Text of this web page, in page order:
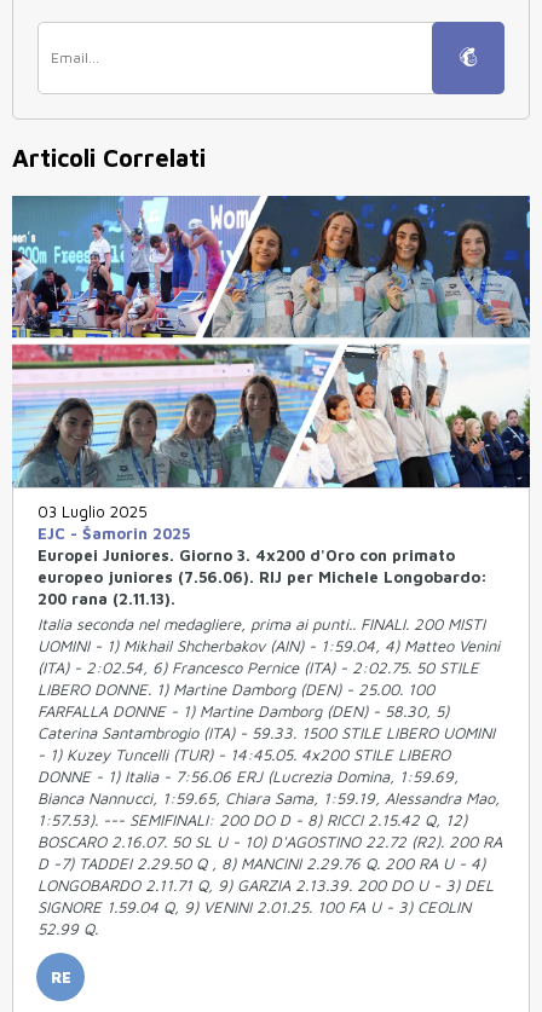
Articoli Correlati
03 Luglio 2025
EJC - Šamorin 2025
Europei Juniores. Giorno 3. 4x200 d'Oro con primato
europeo juniores (7.56.06). RIJ per Michele Longobardo:
200 rana (2.11.13).
Italia seconda nel medagliere, prima ai punti.. FINALI. 200 MISTI
UOMINI - 1) Mikhail Shcherbakov (AIN) - 1:59.04, 4) Matteo Venini
(ITA) - 2:02.54, 6) Francesco Pernice (ITA) - 2:02.75. 50 STILE
LIBERO DONNE. 1) Martine Damborg (DEN) - 25.00. 100
FARFALLA DONNE - 1) Martine Damborg (DEN) - 58.30, 5)
Caterina Santambrogio (ITA) - 59.33. 1500 STILE LIBERO UOMINI
- 1) Kuzey Tuncelli (TUR) - 14:45.05. 4x200 STILE LIBERO
DONNE - 1) Italia - 7:56.06 ERJ (Lucrezia Domina, 1:59.69,
Bianca Nannucci, 1:59.65, Chiara Sama, 1:59.19, Alessandra Mao,
1:57.53). --- SEMIFINALI: 200 DO D - 8) RICCI 2.15.42 Q, 12)
BOSCARO 2.16.07. 50 SL U - 10) D'AGOSTINO 22.72 (R2). 200 RA
D -7) TADDEI 2.29.50 Q , 8) MANCINI 2.29.76 Q. 200 RA U - 4)
LONGOBARDO 2.11.71 Q, 9) GARZIA 2.13.39. 200 DO U - 3) DEL
SIGNORE 1.59.04 Q, 9) VENINI 2.01.25. 100 FA U - 3) CEOLIN
52.99 Q.
RE